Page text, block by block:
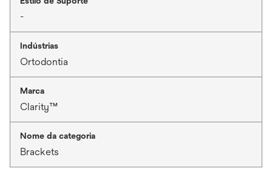
-
Indústrias
Ortodontia
Marca
Clarity™
Nome da categoria
Brackets